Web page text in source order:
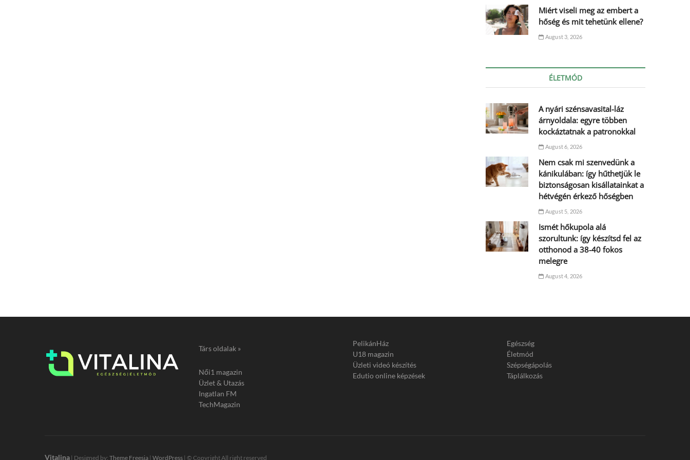
Miért viseli meg az embert a
hőség és mit tehetünk ellene?
August 3, 2026
ÉLETMÓD
A nyári szénsavasital-láz
árnyoldala: egyre többen
kockáztatnak a patronokkal
August 6, 2026
Nem csak mi szenvedünk a
kánikulában: így hűthetjük le
biztonságosan kisállatainkat a
hétvégén érkező hőségben
August 5, 2026
Ismét hőkupola alá
szorultunk: így készítsd fel az
otthonod a 38-40 fokos
melegre
August 4, 2026
Társ oldalak »
Női1 magazin
Üzlet & Utazás
Ingatlan FM
TechMagazin
PelikánHáz
U18 magazin
Üzleti videó készítés
Edutio online képzések
Egészség
Életmód
Szépségápolás
Táplálkozás
Vitalina | Designed by: Theme Freesia | WordPress | © Copyright All right reserved